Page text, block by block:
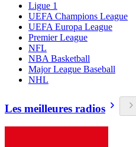
Ligue 1
UEFA Champions League
UEFA Europa League
Premier League
NFL
NBA Basketball
Major League Baseball
NHL
Les meilleures radios